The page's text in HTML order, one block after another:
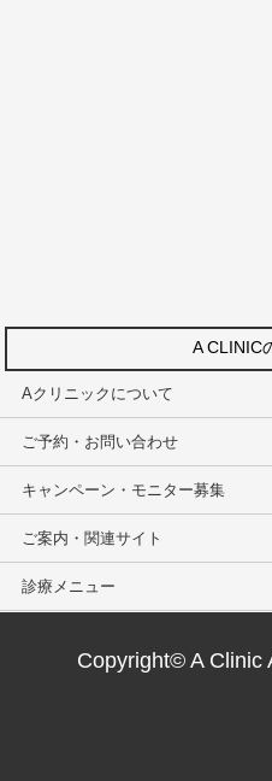
A CLINIC
Aクリニックについて
ご予約・お問い合わせ
キャンペーン・モニター募集
ご案内・関連サイト
診療メニュー
Copyright© A Clinic